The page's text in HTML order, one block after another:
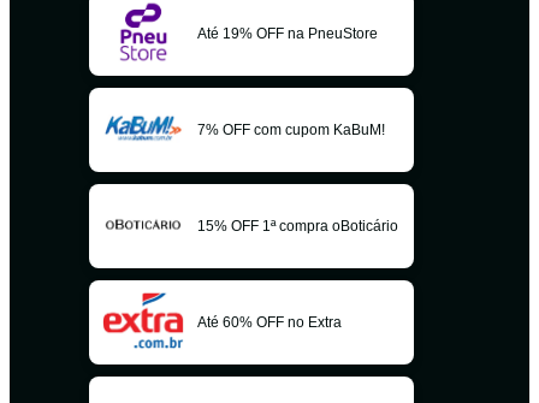
Até 19% OFF na PneuStore
7% OFF com cupom KaBuM!
15% OFF 1ª compra oBoticário
Até 60% OFF no Extra